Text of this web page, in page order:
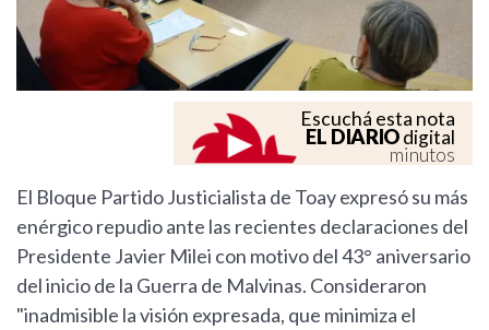
Escuchá esta nota
EL DIARIOdigital
minutos
El Bloque Partido Justicialista de Toay expresó su más
enérgico repudio ante las recientes declaraciones del
Presidente Javier Milei con motivo del 43° aniversario
del inicio de la Guerra de Malvinas. Consideraron
"inadmisible la visión expresada, que minimiza el